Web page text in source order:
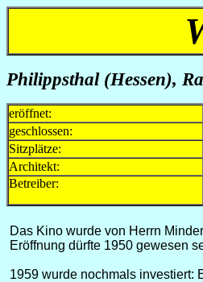
Philippsthal (Hessen),
eröffnet:
geschlossen:
Sitzplätze:
Architekt:
Betreiber:
Das Kino wurde von Herrn
Eröffnung dürfte 1950 gewesen
1959 wurde nochmals investiert: